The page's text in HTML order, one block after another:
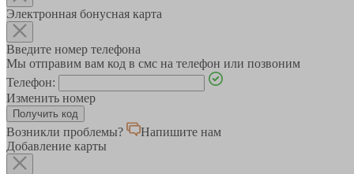
Электронная бонусная карта
Введите номер телефона
Мы отправим вам код в смс на телефон или позвоним
Телефон:
Изменить номер
Возникли проблемы?
Напишите нам
Добавление карты